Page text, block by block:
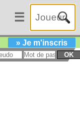
☰
» Je m'inscris
OK